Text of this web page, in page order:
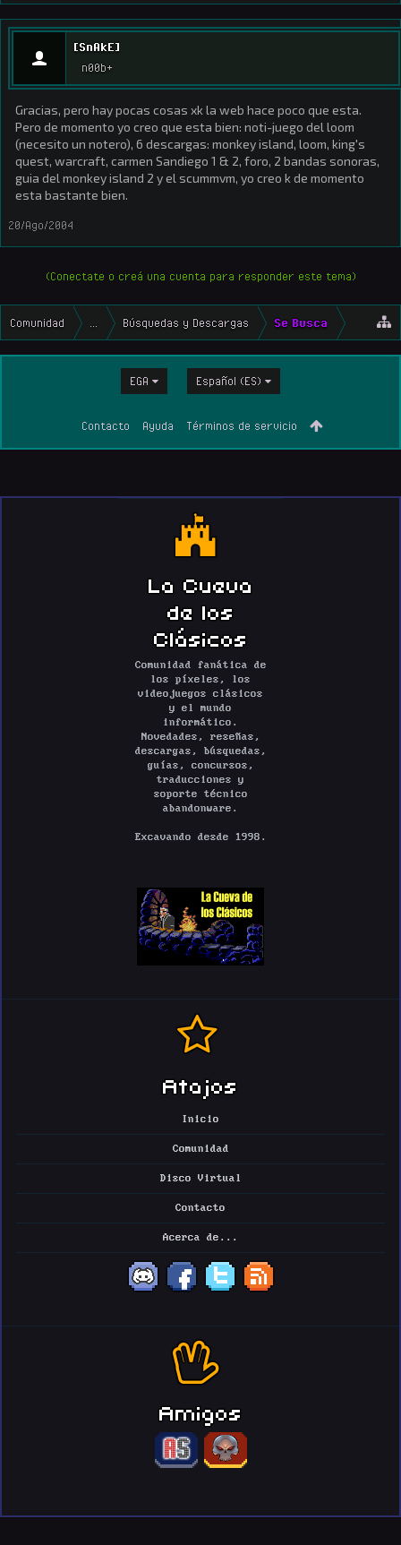
[SnAkE]
n00b+
Gracias, pero hay pocas cosas xk la web hace poco que esta.
Pero de momento yo creo que esta bien: noti-juego del loom
(necesito un notero), 6 descargas: monkey island, loom, king's
quest, warcraft, carmen Sandiego 1 & 2, foro, 2 bandas sonoras,
guia del monkey island 2 y el scummvm, yo creo k de momento
esta bastante bien.
20/Ago/2004
(Conectate o creá una cuenta para responder este tema)
Comunidad Búsquedas y Descargas Se Busca
EGA Español (ES)
Contacto Ayuda Términos de servicio
La Cueva
de los
Clásicos
Comunidad fanática de
los píxeles, los
videojuegos clásicos
y el mundo
informático.
Novedades, reseñas,
descargas, búsquedas,
guías, concursos,
traducciones y
soporte técnico
abandonware.
Excavando desde 1998.
Atajos
Inicio
Comunidad
Disco Virtual
Contacto
Acerca de...
Amigos